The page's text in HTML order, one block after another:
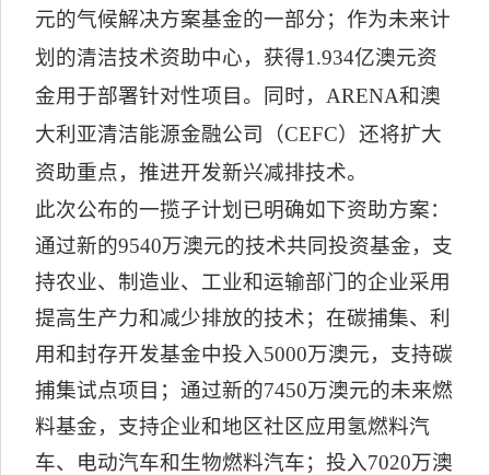
元的气候解决方案基金的一部分；作为未来计
划的清洁技术资助中心，获得1.934亿澳元资
金用于部署针对性项目。同时， ARENA和澳
大利亚清洁能源金融公司（CEFC）还将扩大
资助重点，推进开发新兴减排技术。
此次公布的一揽子计划已明确如下资助方案：
通过新的9540万澳元的技术共同投资基金，支
持农业、制造业、工业和运输部门的企业采用
提高生产力和减少排放的技术；在碳捕集、利
用和封存开发基金中投入5000万澳元，支持碳
捕集试点项目；通过新的7450万澳元的未来燃
料基金，支持企业和地区社区应用氢燃料汽
车、电动汽车和生物燃料汽车；投入7020万澳